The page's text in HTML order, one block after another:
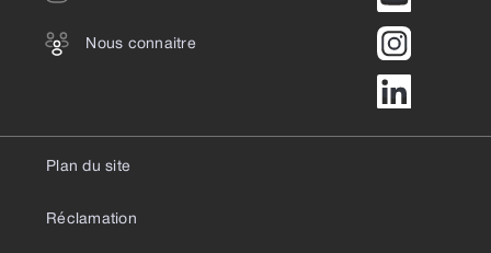
Nous connaitre
Plan du site
Réclamation